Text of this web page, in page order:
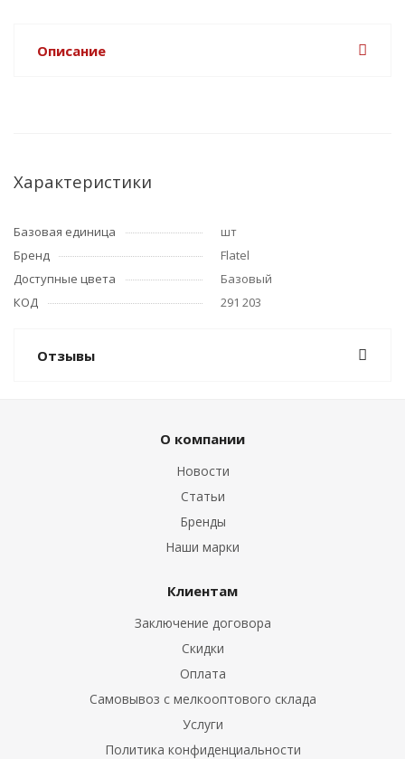
Описание
Характеристики
Базовая единица
шт
Бренд
Flatel
Доступные цвета
Базовый
КОД
291 203
Отзывы
О компании
Новости
Статьи
Бренды
Наши марки
Клиентам
Заключение договора
Скидки
Оплата
Самовывоз с мелкооптового склада
Услуги
Политика конфиденциальности